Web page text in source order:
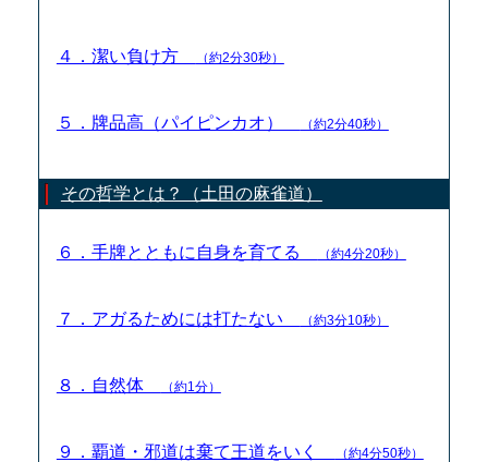
４．潔い負け方 （約2分30秒）
５．牌品高（パイピンカオ） （約2分40秒）
その哲学とは？（土田の麻雀道）
６．手牌とともに自身を育てる （約4分20秒）
７．アガるためには打たない （約3分10秒）
８．自然体 （約1分）
９．覇道・邪道は棄て王道をいく （約4分50秒）